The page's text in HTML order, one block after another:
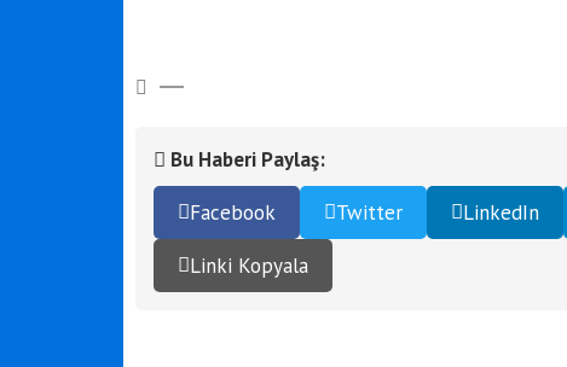
Bu Haberi Paylaş:
Facebook
Twitter LinkedIn
Linki Kopyala